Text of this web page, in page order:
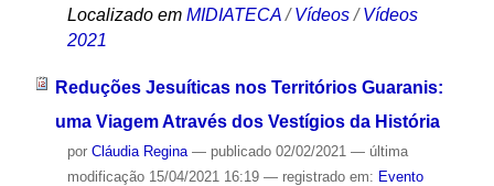
Localizado em MIDIATECA /Vídeos /Vídeos
2021
Reduções Jesuíticas nos Territórios Guaranis:
uma Viagem Através dos Vestígios da História
por Cláudia Regina — publicado02/02/2021 — última
modificação15/04/2021 16:19 — registrado em: Evento